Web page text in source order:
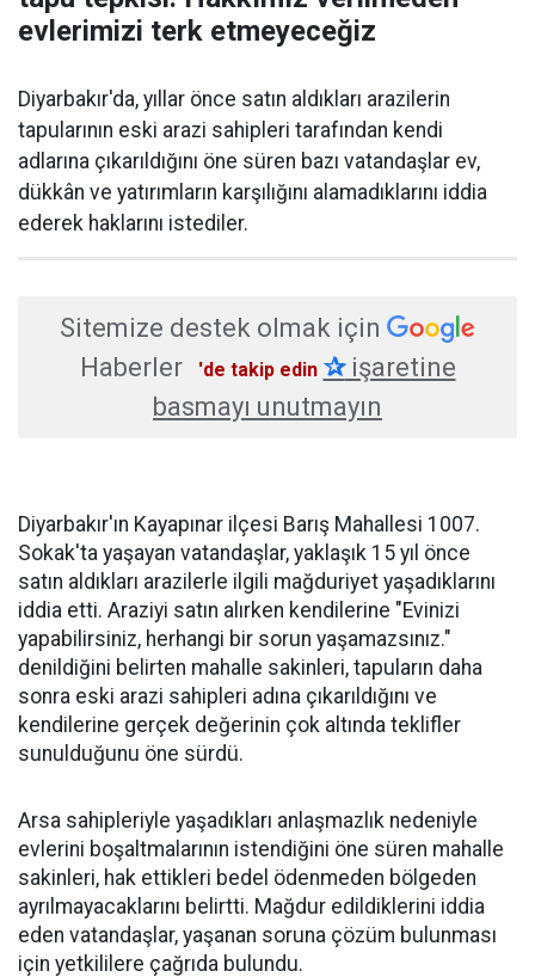
evlerimizi terk etmeyeceğiz
Diyarbakır'da, yıllar önce satın aldıkları arazilerin
tapularının eski arazi sahipleri tarafından kendi
adlarına çıkarıldığını öne süren bazı vatandaşlar ev,
dükkân ve yatırımların karşılığını alamadıklarını iddia
ederek haklarını istediler.
Sitemize destek olmak için
Haberler
'de takip edin ✰işaretine
basmayı unutmayın
Diyarbakır'ın Kayapınar ilçesi Barış Mahallesi 1007.
Sokak'ta yaşayan vatandaşlar, yaklaşık 15 yıl önce
satın aldıkları arazilerle ilgili mağduriyet yaşadıklarını
iddia etti. Araziyi satın alırken kendilerine "Evinizi
yapabilirsiniz, herhangi bir sorun yaşamazsınız."
denildiğini belirten mahalle sakinleri, tapuların daha
sonra eski arazi sahipleri adına çıkarıldığını ve
kendilerine gerçek değerinin çok altında teklifler
sunulduğunu öne sürdü.
Arsa sahipleriyle yaşadıkları anlaşmazlık nedeniyle
evlerini boşaltmalarının istendiğini öne süren mahalle
sakinleri, hak ettikleri bedel ödenmeden bölgeden
ayrılmayacaklarını belirtti. Mağdur edildiklerini iddia
eden vatandaşlar, yaşanan soruna çözüm bulunması
için yetkililere çağrıda bulundu.